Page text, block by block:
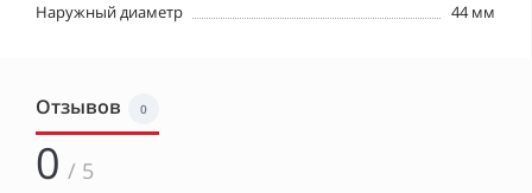
Наружный диаметр 44 мм
Отзывов 0
0 / 5